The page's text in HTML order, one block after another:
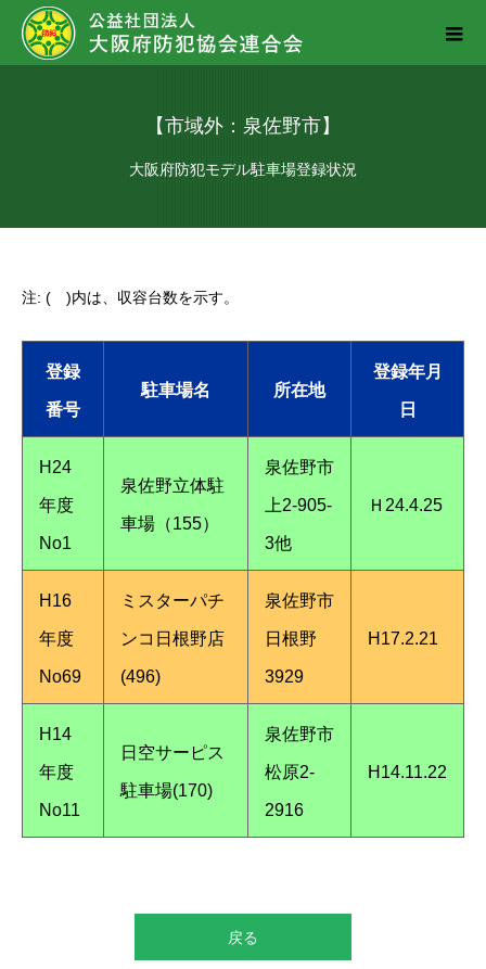
【市域外：泉佐野市】
大阪府防犯モデル駐車場登録状況
注: ( )内は、収容台数を示す。
登録
番号
駐車場名 所在地
登録年月
日
H24
年度
No1
泉佐野立体駐
車場（155）
泉佐野市
上2-905-
3他
Ｈ24.4.25
H16
年度
No69
ミスターパチ
ンコ日根野店
(496)
泉佐野市
日根野
3929
H17.2.21
H14
年度
No11
日空サーピス
駐車場(170)
泉佐野市
松原2-
2916
H14.11.22
戻る